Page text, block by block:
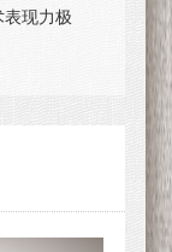
现力极